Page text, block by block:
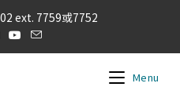
ext. 7759或7752
Menu